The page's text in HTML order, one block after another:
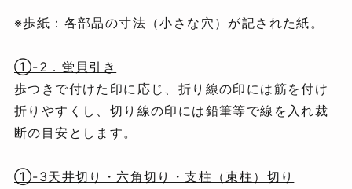
※歩紙：各部品の寸法（小さな穴）が記された紙。
①-2．蛍貝引き
歩つきで付けた印に応じ、折り線の印には筋を付け
折りやすくし、切り線の印には鉛筆等で線を入れ裁
断の目安とします。
①-3天井切り・六角切り・支柱（束柱）切り